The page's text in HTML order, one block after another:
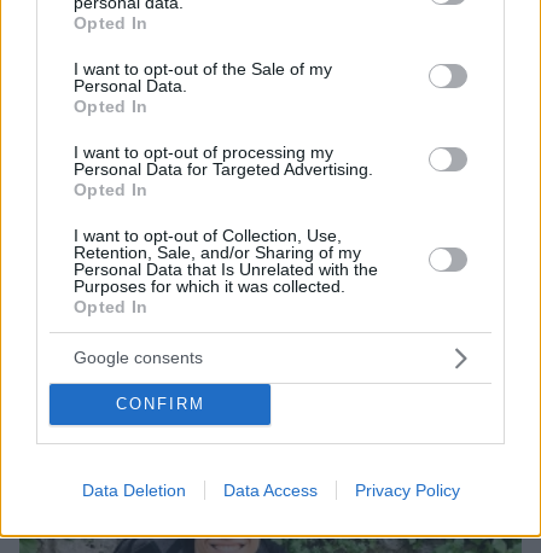
grant or deny consent to Google and its third-party tags to
use your data for below specified purposes in below Google
consent section.
Opted In
I want to opt-out of the Sale of my
Personal Data.
Opted In
I want to opt-out of processing my
Personal Data for Targeted Advertising.
Opted In
I want to opt-out of Collection, Use,
Retention, Sale, and/or Sharing of my
Personal Data that Is Unrelated with the
Purposes for which it was collected.
Opted In
Google consents
CONFIRM
Data Deletion Data Access Privacy Policy
Loaded:
100.00%
Οικογενειακή τραγωδία στις Σέρρες, μητέρα και
γιος οι νεκροί από την μετωπική φορτηγού με ΙΧ -
Βίντεο ντοκουμέντο από τη στιγμή της
σύγκρουσης
07.08.2026, 09:58